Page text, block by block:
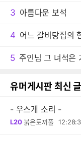
3 아름다운 보석
4 어느 갈비탕집의
5 주인님 그 녀석은
유머게시판 최신 글
- 우스개 소리 -
L20 붉은토끼풀